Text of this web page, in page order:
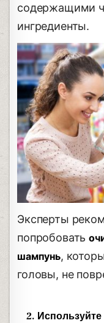
содержащими
ингредиенты.
Эксперты
попробовать
шампунь,
головы, не
2.